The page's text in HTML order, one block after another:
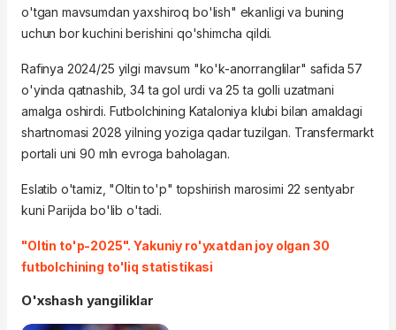
o'tgan mavsumdan yaxshiroq bo'lish" ekanligi va buning
uchun bor kuchini berishini qo'shimcha qildi.
Rafinya 2024/25 yilgi mavsum "ko'k-anorranglilar" safida 57
o'yinda qatnashib, 34 ta gol urdi va 25 ta golli uzatmani
amalga oshirdi. Futbolchining Kataloniya klubi bilan amaldagi
shartnomasi 2028 yilning yoziga qadar tuzilgan. Transfermarkt
portali uni 90 mln evroga baholagan.
Eslatib o'tamiz, "Oltin to'p" topshirish marosimi 22 sentyabr
kuni Parijda bo'lib o'tadi.
"Oltin to'p-2025". Yakuniy ro'yxatdan joy olgan 30
futbolchining to'liq statistikasi
O'xshash yangiliklar